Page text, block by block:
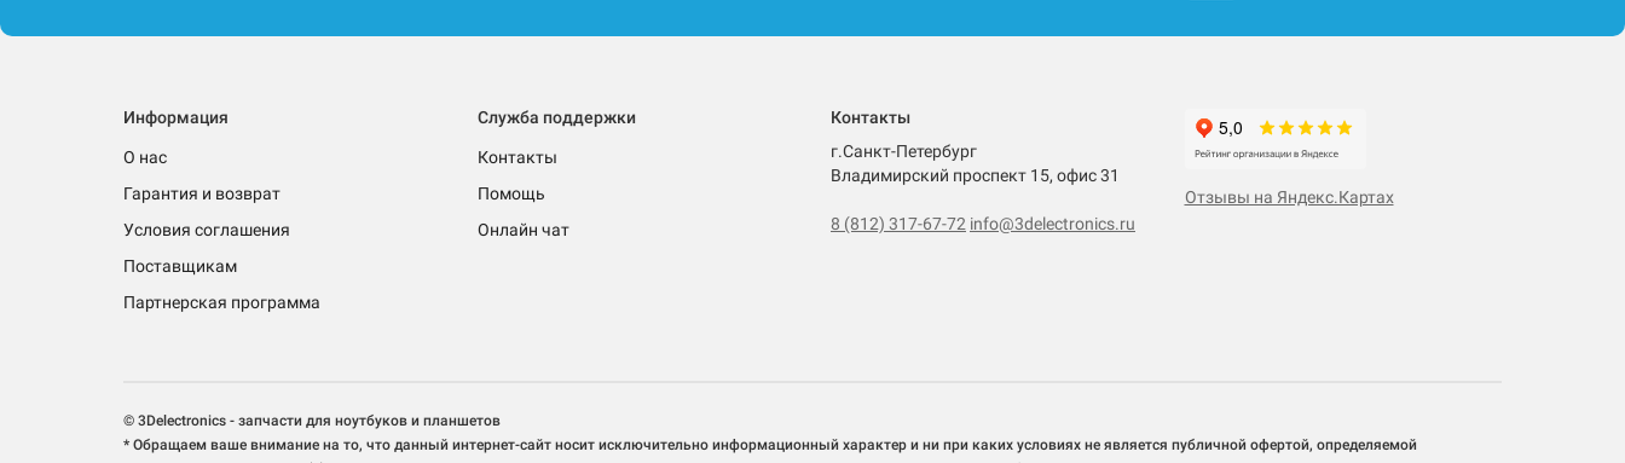
Информация
О нас
Гарантия и возврат
Условия соглашения
Поставщикам
Партнерская программа
Служба поддержки
Контакты
Помощь
Онлайн чат
Контакты
г.Санкт-Петербург
Владимирский проспект 15, офис 31
8 (812) 317-67-72 info@3delectronics.ru
Отзывы на Яндекс.Картах
© 3Delectronics - запчасти для ноутбуков и планшетов
* Обращаем ваше внимание на то, что данный интернет-сайт носит исключительно информационный характер и ни при каких условиях не является публичной офертой, определяемой